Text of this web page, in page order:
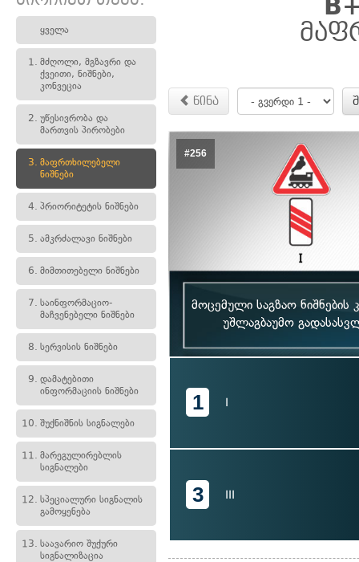
ყველა
1. მძღოლი, მგზავრი და
ქვეითი, ნიშნები,
კონვეცია
2. უწესივრობა და
მართვის პირობები
3. მაფრთხილებელი
ნიშნები
4. პრიორიტეტის ნიშნები
5. ამკრძალავი ნიშნები
6. მიმთითებელი ნიშნები
7. საინფორმაციო-
მაჩვენებელი ნიშნები
8. სერვისის ნიშნები
9. დამატებითი
ინფორმაციის ნიშნები
10. შუქნიშნის სიგნალები
11. მარეგულირებლის
სიგნალები
12. სპეციალური სიგნალის
გამოყენება
13. საავარიო შუქური
სიგნალიზაცია
წინა
#256
მოცემული საგზაო ნიშნების
უშლაგბაუმო
1 I
3 III